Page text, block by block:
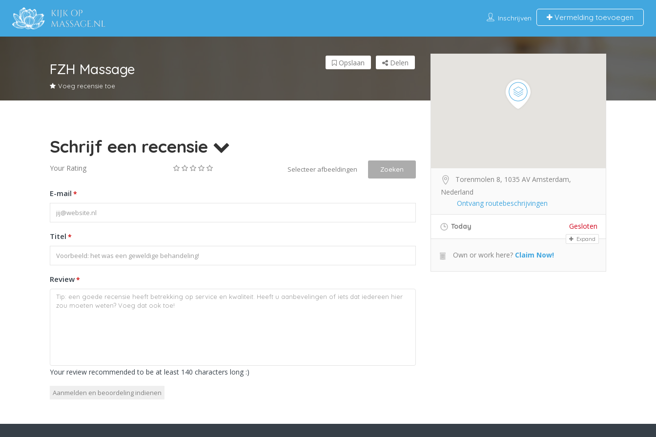
Inschrijven Vermelding toevoegen
FZH Massage
Voeg recensie toe
Delen
Opslaan
Schrijf een recensie
Your Rating Selecteer afbeeldingen Zoeken
E-mail *
Titel *
Review*
Your review recommended to be at least 140 characters long :)
Torenmolen 8, 1035 AV Amsterdam,
Nederland
Ontvang routebeschrijvingen
Today Gesloten
Expand
Own or work here? Claim Now!